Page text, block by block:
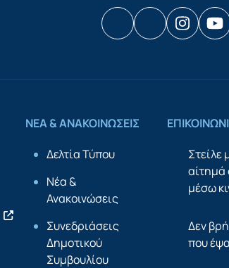
Facebook
Houzz
ΝΕΑ & ΑΝΑΚΟΙΝΩΣΕΙΣ
Δελτία Τύπου
Νέα &
Ανακοινώσεις
Συνεδριάσεις
Δημοτικού
Συμβουλίου
Στείλε
μέσω
Δεν
που